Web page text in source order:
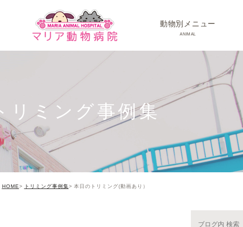
動物別メニュー
ANIMAL
ネコちゃんの病気
うさぎちゃん･その他動物の病気
リミング事例集
HOME トリミング事例集 本日のトリミング(動画あり）